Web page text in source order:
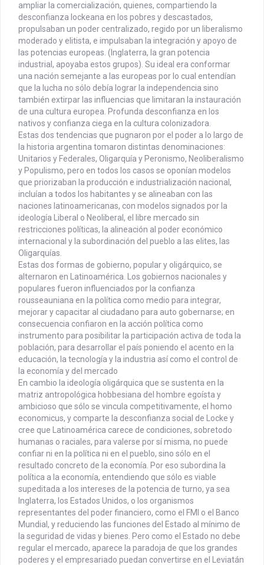
ampliar la comercialización, quienes, compartiendo la
desconfianza lockeana en los pobres y descastados,
propulsaban un poder centralizado, regido por un liberalismo
moderado y elitista, e impulsaban la integración y apoyo de
las potencias europeas. (Inglaterra, la gran potencia
industrial, apoyaba estos grupos). Su ideal era conformar
una nación semejante a las europeas por lo cual entendían
que la lucha no sólo debía lograr la independencia sino
también extirpar las influencias que limitaran la instauración
de una cultura europea. Profunda desconfianza en los
nativos y confianza ciega en la cultura colonizadora.
Estas dos tendencias que pugnaron por el poder a lo largo de
la historia argentina tomaron distintas denominaciones:
Unitarios y Federales, Oligarquía y Peronismo, Neoliberalismo
y Populismo, pero en todos los casos se oponían modelos
que priorizaban la producción e industrialización nacional,
incluían a todos los habitantes y se alineaban con las
naciones latinoamericanas, con modelos signados por la
ideología Liberal o Neoliberal, el libre mercado sin
restricciones políticas, la alineación al poder económico
internacional y la subordinación del pueblo a las elites, las
Oligarquías.
Estas dos formas de gobierno, popular y oligárquico, se
alternaron en Latinoamérica. Los gobiernos nacionales y
populares fueron influenciados por la confianza
rousseauniana en la política como medio para integrar,
mejorar y capacitar al ciudadano para auto gobernarse; en
consecuencia confiaron en la acción política como
instrumento para posibilitar la participación activa de toda la
población, para desarrollar el país poniendo el acento en la
educación, la tecnología y la industria así como el control de
la economía y del mercado
En cambio la ideología oligárquica que se sustenta en la
matriz antropológica hobbesiana del hombre egoísta y
ambicioso que sólo se vincula competitivamente, el homo
economicus, y comparte la desconfianza social de Locke y
cree que Latinoamérica carece de condiciones, sobretodo
humanas o raciales, para valerse por sí misma, no puede
confiar ni en la política ni en el pueblo, sino sólo en el
resultado concreto de la economía. Por eso subordina la
política a la economía, entendiendo que sólo es viable
supeditada a los intereses de la potencia de turno, ya sea
Inglaterra, los Estados Unidos, o los organismos
representantes del poder financiero, como el FMI o el Banco
Mundial, y reduciendo las funciones del Estado al mínimo de
la seguridad de vidas y bienes. Pero como el Estado no debe
regular el mercado, aparece la paradoja de que los grandes
poderes y el empresariado puedan convertirse en el Leviatán